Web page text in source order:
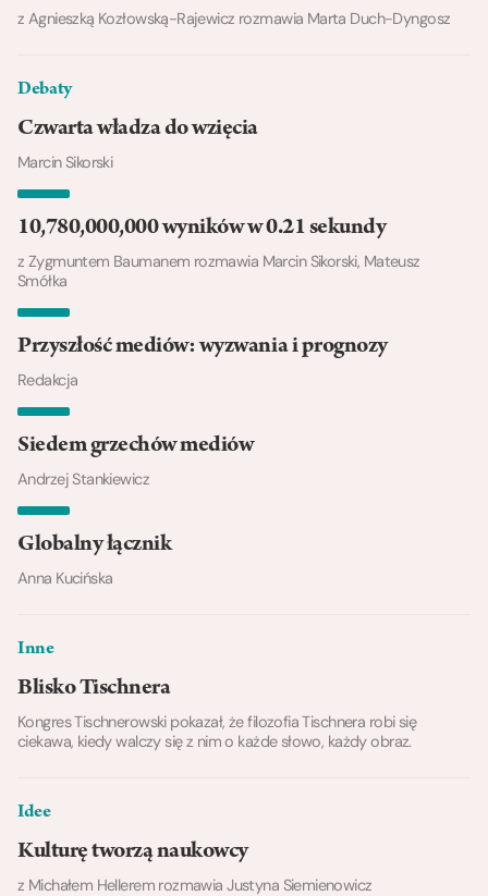
z Agnieszką Kozłowską-Rajewicz rozmawia Marta Duch-Dyngosz
Debaty
Czwarta władza do wzięcia
Marcin Sikorski
10,780,000,000 wyników w 0.21 sekundy
z Zygmuntem Baumanem rozmawia Marcin Sikorski, Mateusz
Smółka
Przyszłość mediów: wyzwania i prognozy
Redakcja
Siedem grzechów mediów
Andrzej Stankiewicz
Globalny łącznik
Anna Kucińska
Inne
Blisko Tischnera
Kongres Tischnerowski pokazał, że filozofia Tischnera robi się
ciekawa, kiedy walczy się z nim o każde słowo, każdy obraz.
Idee
Kulturę tworzą naukowcy
z Michałem Hellerem rozmawia Justyna Siemienowicz